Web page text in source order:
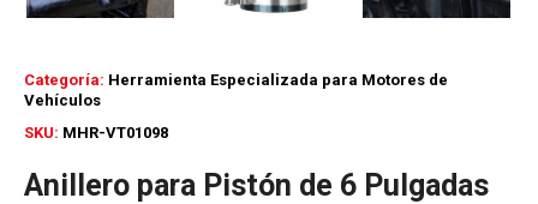
SKU: MHR-VT01098
Categoría: Herramienta Especializada para Motores de
Vehículos
Anillero para Pistón de 6 Pulgadas